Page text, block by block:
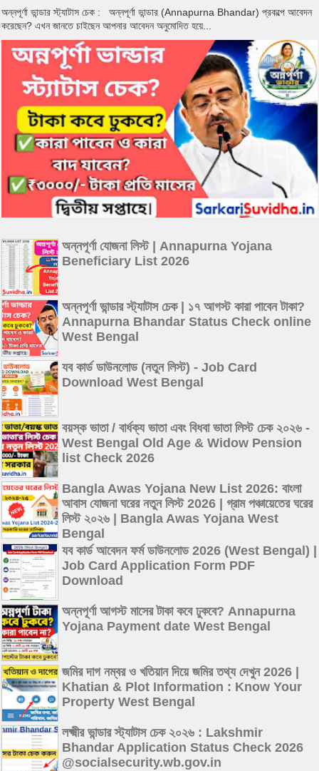
অন্নপূর্ণা ভান্ডার স্ট্যাটাস চেক : অন্নপূর্ণা ভান্ডার (Annapurna Bhandar) প্রকল্পে আবেদন
করেছেন? এখন জানতে চাইছেন আপনার আবেদন অনুমোদিত হয়ে...
অন্নপূর্ণা যোজনা লিস্ট | Annapurna Yojana
Beneficiary List 2026
অন্নপূর্ণা ভান্ডার স্ট্যাটাস চেক | ১৭ আগস্ট কারা পাবেন টাকা?
Annapurna Bhandar Status Check online
West Bengal
যব কার্ড ডাউনলোড (নতুন লিস্ট) - Job Card
Download West Bengal
বয়স্ক ভাতা / বার্ধক্য ভাতা এবং বিধবা ভাতা লিস্ট চেক ২০২৬ -
West Bengal Old Age & Widow Pension
list Check 2026
Bangla Awas Yojana New List 2026: বাংলা
আবাস যোজনা ঘরের নতুন লিস্ট 2026 | গ্রাম পঞ্চায়েতের ঘরের
লিস্ট ২০২৬ | Bangla Awas Yojana West
Bengal
যব কার্ড আবেদন ফর্ম ডাউনলোড 2026 (West Bengal) |
Job Card Application Form PDF
Download
অন্নপূর্ণা আগস্ট মাসের টাকা কবে ঢুকবে? Annapurna
Yojana Payment date West Bengal
জমির দাগ নম্বর ও খতিয়ান দিয়ে জমির তথ্য দেখুন 2026 |
Khatian & Plot Information : Know Your
Property West Bengal
লক্ষ্মীর ভান্ডার স্ট্যাটাস চেক ২০২৬ : Lakshmir
Bhandar Application Status Check 2026
@socialsecurity.wb.gov.in